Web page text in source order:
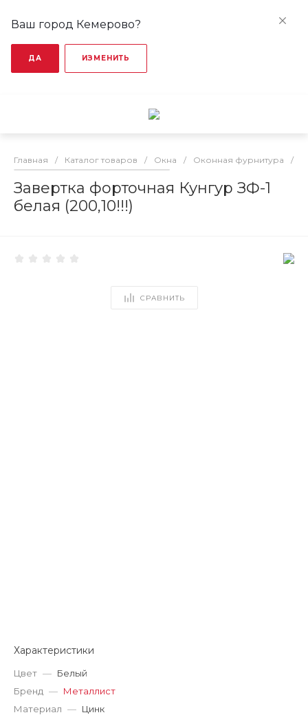
Ваш город Кемерово?
ДА ИЗМЕНИТЬ
Главная / Каталог товаров / Окна / Оконная фурнитура /
Завертка форточная Кунгур ЗФ-1
белая (200,10!!!)
СРАВНИТЬ
Характеристики
Цвет — Белый
Бренд — Металлист
Материал — Цинк